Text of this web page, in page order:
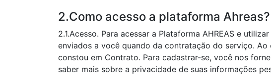
2.Como acesso a plataforma Ahreas?
2.1.Acesso. Para acessar a Plataforma AHREAS e
enviados a você quando da contratação do serviço.
constou em Contrato. Para cadastrar-se, você nos
saber mais sobre a privacidade de suas informações